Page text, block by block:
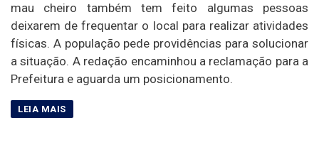
mau cheiro também tem feito algumas pessoas
deixarem de frequentar o local para realizar atividades
físicas. A população pede providências para solucionar
a situação. A redação encaminhou a reclamação para a
Prefeitura e aguarda um posicionamento.